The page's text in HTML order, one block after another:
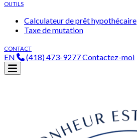
OUTILS
Calculateur de prêt hypothécaire
Taxe de mutation
CONTACT
EN (418) 473-9277Contactez-moi